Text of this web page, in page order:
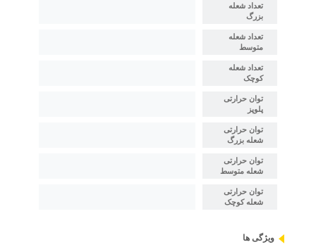
تعداد شعله
بزرگ
تعداد شعله
متوسط
تعداد شعله
کوچک
توان حرارتی
پلوپز
توان حرارتی
شعله بزرگ
توان حرارتی
شعله متوسط
توان حرارتی
شعله کوچک
ویژگی ها